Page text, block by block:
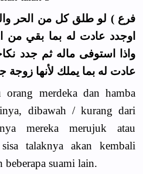
فرع ) لو طلق كل من الحر
اوجدد عادت له بما بقي من
واذا استوفى ماله ثم جدد
عادت له بما يملك لأنها زوجة
merdeka dan hamba
dibawah / kurang dari
mereka merujuk atau
talaknya akan kembali
beberapa suami lain.